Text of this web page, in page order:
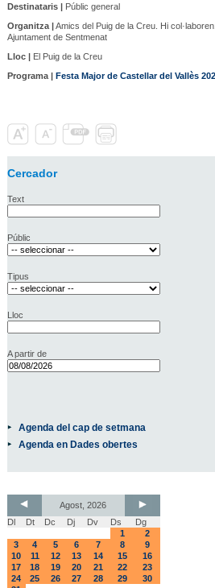
Destinataris |Públic general
Organitza |Amics del Puig de la Creu. Hi
Ajuntament de Sentmenat
Lloc |El Puig de la Creu
Programa | Festa Major de Castellar del Vallès
Cercador
Text
Públic
Tipus
Lloc
A partir de
Agenda del cap de setmana
Agenda en Dades obertes
Agost, 2026
Dl
Dt Dc Dj Dv Ds
Dg
1
2
3
4 5 6 7 8
9
10
11 12 13 14 15
16
17
18 19 20 21 22
23
24
25 26 27 28 29
30